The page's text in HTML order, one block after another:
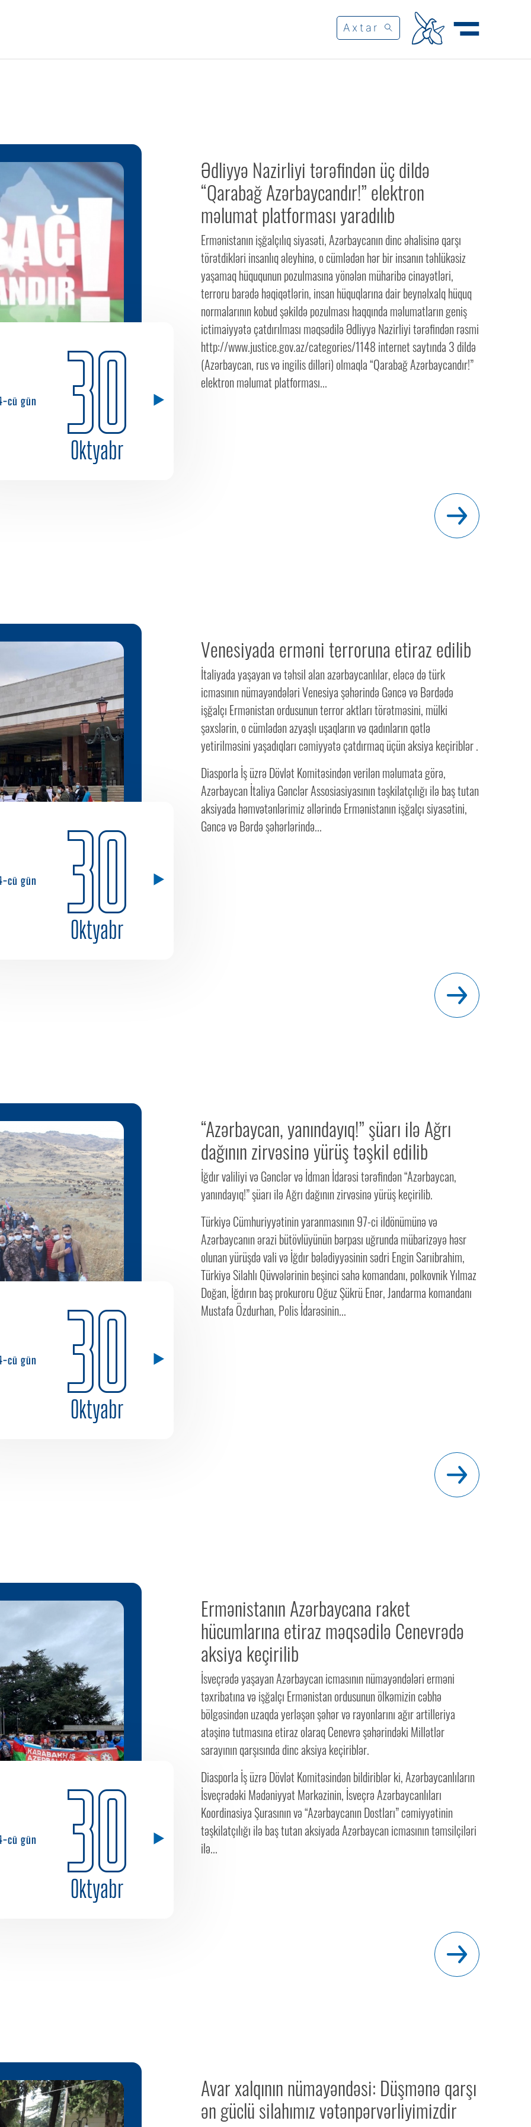
cü gün 30
Oktyabr
Ədliyyə Nazirliyi tərəfindən üç dildə
“Qarabağ Azərbaycandır!” elektron
məlumat platforması yaradılıb
Ermənistanın işğalçılıq siyasəti, Azərbaycanın dinc əhalisinə qarşı
törətdikləri insanlıq əleyhinə, o cümlədən hər bir insanın təhlükəsiz
yaşamaq hüququnun pozulmasına yönələn müharibə cinayətləri,
terroru barədə həqiqətlərin, insan hüquqlarına dair beynəlxalq hüquq
normalarının kobud şəkildə pozulması haqqında məlumatların geniş
ictimaiyyətə çatdırılması məqsədilə Ədliyyə Nazirliyi tərəfindən rəsmi
http://www.justice.gov.az/categories/1148 internet saytında 3 dildə
(Azərbaycan, rus və ingilis dilləri) olmaqla “Qarabağ Azərbaycandır!”
elektron məlumat platforması...
cü gün 30
Oktyabr
Venesiyada erməni terroruna etiraz edilib
İtaliyada yaşayan və təhsil alan azərbaycanlılar, eləcə də türk
icmasının nümayəndələri Venesiya şəhərində Gəncə və Bərdədə
işğalçı Ermənistan ordusunun terror aktları törətməsini, mülki
şəxslərin, o cümlədən azyaşlı uşaqların və qadınların qətlə
yetirilməsini yaşadıqları cəmiyyətə çatdırmaq üçün aksiya keçiriblər .
Diasporla İş üzrə Dövlət Komitəsindən verilən məlumata görə,
Azərbaycan İtaliya Gənclər Assosiasiyasının təşkilatçılığı ilə baş tutan
aksiyada həmvətənlərimiz əllərində Ermənistanın işğalçı siyasətini,
Gəncə və Bərdə şəhərlərində...
cü gün 30
Oktyabr
“Azərbaycan, yanındayıq!” şüarı ilə Ağrı
dağının zirvəsinə yürüş təşkil edilib
İğdır valiliyi və Gənclər və İdman İdarəsi tərəfindən “Azərbaycan,
yanındayıq!” şüarı ilə Ağrı dağının zirvəsinə yürüş keçirilib.
Türkiyə Cümhuriyyətinin yaranmasının 97-ci ildönümünə və
Azərbaycanın ərazi bütövlüyünün bərpası uğrunda mübarizəyə həsr
olunan yürüşdə vali və İğdır bələdiyyəsinin sədri Engin Sarıibrahim,
Türkiyə Silahlı Qüvvələrinin beşinci sahə komandanı, polkovnik Yılmaz
Doğan, İğdırın baş prokuroru Oğuz Şükrü Enər, Jandarma komandanı
Mustafa Özdurhan, Polis İdarəsinin...
cü gün 30
Oktyabr
Ermənistanın Azərbaycana raket
hücumlarına etiraz məqsədilə Cenevrədə
aksiya keçirilib
İsveçrədə yaşayan Azərbaycan icmasının nümayəndələri erməni
təxribatına və işğalçı Ermənistan ordusunun ölkəmizin cəbhə
bölgəsindən uzaqda yerləşən şəhər və rayonlarını ağır artilleriya
atəşinə tutmasına etiraz olaraq Cenevrə şəhərindəki Millətlər
sarayının qarşısında dinc aksiya keçiriblər.
Diasporla İş üzrə Dövlət Komitəsindən bildiriblər ki, Azərbaycanlıların
İsveçrədəki Mədəniyyət Mərkəzinin, İsveçrə Azərbaycanlıları
Koordinasiya Şurasının və “Azərbaycanın Dostları” cəmiyyətinin
təşkilatçılığı ilə baş tutan aksiyada Azərbaycan icmasının təmsilçiləri
ilə...
Avar xalqının nümayəndəsi: Düşmənə qarşı
ən güclü silahımız vətənpərvərliyimizdir